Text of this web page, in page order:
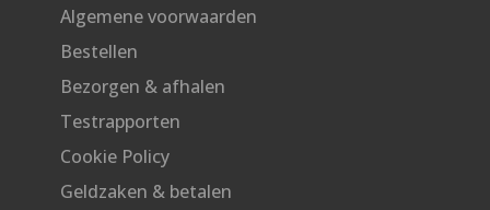
Algemene voorwaarden
Bestellen
Bezorgen & afhalen
Testrapporten
Cookie Policy
Geldzaken & betalen